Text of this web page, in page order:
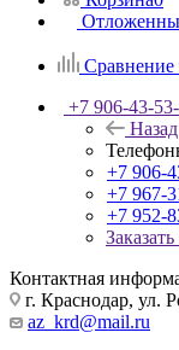
Сравнение
+7 906-43-
Назад
+7 906-
+7 967-
+7 952-
Контактная
г. Краснодар, ул.
az_krd@mail.ru